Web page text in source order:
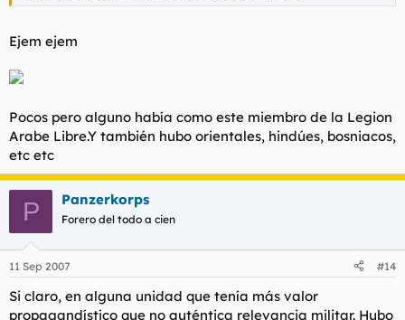
Ejem ejem
Pocos pero alguno había como este miembro de la Legion
Arabe Libre.Y también hubo orientales, hindúes, bosniacos,
etc etc
P Panzerkorps
Forero del todo a cien
11 Sep 2007 #14
Si claro, en alguna unidad que tenía más valor
propagandístico que no auténtica relevancia militar. Hubo